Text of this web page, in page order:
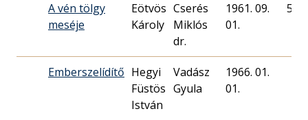
A vén tölgy
meséje
Eötvös
Károly
Cserés
Miklós
dr.
1961. 09.
01.
50
Emberszelídítő Hegyi
Füstös
István
Vadász
Gyula
1966. 01.
01.